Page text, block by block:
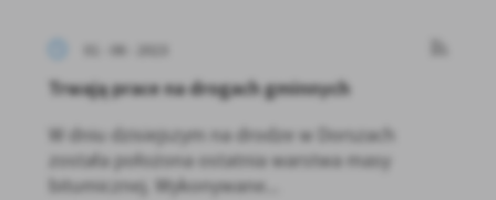
01 - 06 - 2023
Trwają prace na drogach gminnych
W dniu dzisiejszym na drodze w Dorszach
została położona ostatnia warstwa masy
bitumicznej. Wykonywane...